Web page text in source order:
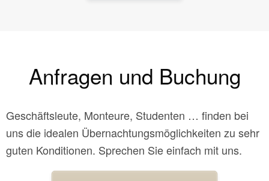
Anfragen und Buchung
Geschäftsleute, Monteure, Studenten … finden bei
uns die idealen Übernachtungsmöglichkeiten zu sehr
guten Konditionen. Sprechen Sie einfach mit uns.